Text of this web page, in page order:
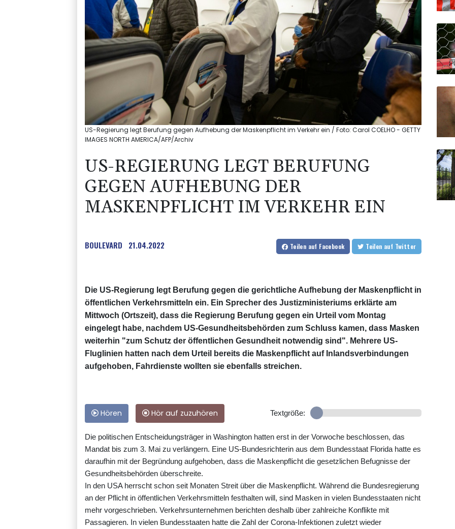
US-Regierung legt Berufung gegen Aufhebung der Maskenpflicht im Verkehr ein / Foto: Carol COELHO - GETTY
IMAGES NORTH AMERICA/AFP/Archiv
US-REGIERUNG LEGT BERUFUNG
GEGEN AUFHEBUNG DER
MASKENPFLICHT IM VERKEHR EIN
BOULEVARD 21.04.2022 Teilen auf Facebook Teilen auf Twitter
Die US-Regierung legt Berufung gegen die gerichtliche Aufhebung der Maskenpflicht in
öffentlichen Verkehrsmitteln ein. Ein Sprecher des Justizministeriums erklärte am
Mittwoch (Ortszeit), dass die Regierung Berufung gegen ein Urteil vom Montag
eingelegt habe, nachdem US-Gesundheitsbehörden zum Schluss kamen, dass Masken
weiterhin "zum Schutz der öffentlichen Gesundheit notwendig sind". Mehrere US-
Fluglinien hatten nach dem Urteil bereits die Maskenpflicht auf Inlandsverbindungen
aufgehoben, Fahrdienste wollten sie ebenfalls streichen.
Hören Hör auf zuzuhören Textgröße:
Die politischen Entscheidungsträger in Washington hatten erst in der Vorwoche beschlossen, das
Mandat bis zum 3. Mai zu verlängern. Eine US-Bundesrichterin aus dem Bundesstaat Florida hatte es
daraufhin mit der Begründung aufgehoben, dass die Maskenpflicht die gesetzlichen Befugnisse der
Gesundheitsbehörden überschreite.
In den USA herrscht schon seit Monaten Streit über die Maskenpflicht. Während die Bundesregierung
an der Pflicht in öffentlichen Verkehrsmitteln festhalten will, sind Masken in vielen Bundesstaaten nicht
mehr vorgeschrieben. Verkehrsunternehmen berichten deshalb über zahlreiche Konflikte mit
Passagieren. In vielen Bundesstaaten hatte die Zahl der Corona-Infektionen zuletzt wieder